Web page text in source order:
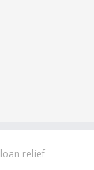
relief